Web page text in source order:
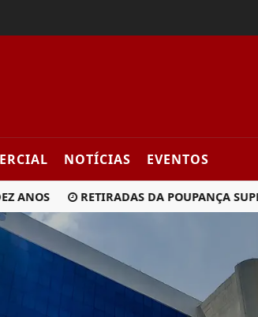
NOTÍCIAS EVENTOS
RETIRADAS DA POUPANÇA